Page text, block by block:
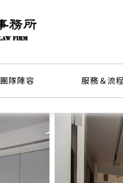
團隊陣容 服務＆流程